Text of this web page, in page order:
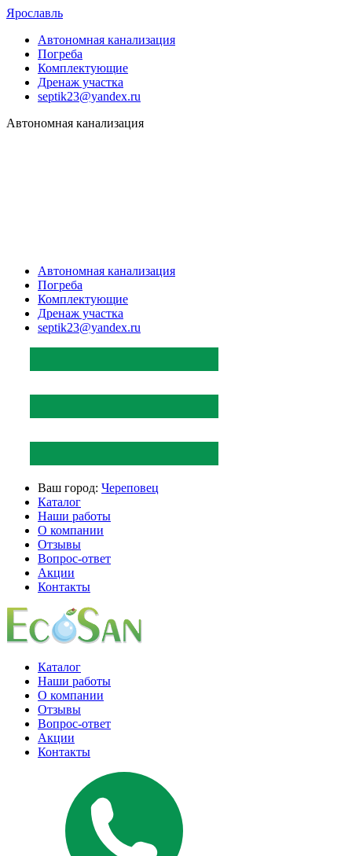
Ярославль
Автономная канализация
Погреба
Комплектующие
Дренаж участка
septik23@yandex.ru
Автономная канализация
Автономная канализация
Погреба
Комплектующие
Дренаж участка
septik23@yandex.ru
Ваш город: Череповец
Каталог
Наши работы
О компании
Отзывы
Вопрос-ответ
Акции
Контакты
Каталог
Наши работы
О компании
Отзывы
Вопрос-ответ
Акции
Контакты